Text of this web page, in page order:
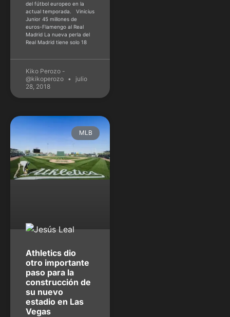
del fútbol europeo en la
actual temporada. Vinicius
Junior 45 millones de
euros-Flamengo al Real
Madrid La nueva perla del
Real Madrid tiene solo 18
Kiko Perozo -
@kikoperozo
julio
28, 2018
MLB
Athletics dio
otro importante
paso para la
construcción de
su nuevo
estadio en Las
Vegas